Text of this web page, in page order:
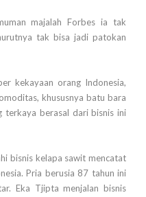
majalah Forbes ia tak
tak bisa jadi patokan
kekayaan orang Indonesia,
khususnya batu bara
berasal dari bisnis ini
bisnis kelapa sawit mencatat
Pria berusia 87 tahun ini
Eka Tjipta menjalan bisnis